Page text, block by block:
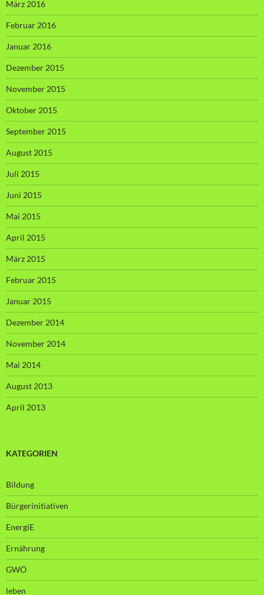
März 2016
Februar 2016
Januar 2016
Dezember 2015
November 2015
Oktober 2015
September 2015
August 2015
Juli 2015
Juni 2015
Mai 2015
April 2015
März 2015
Februar 2015
Januar 2015
Dezember 2014
November 2014
Mai 2014
August 2013
April 2013
KATEGORIEN
Bildung
Bürgerinitiativen
EnergiE
Ernährung
GWÖ
leben